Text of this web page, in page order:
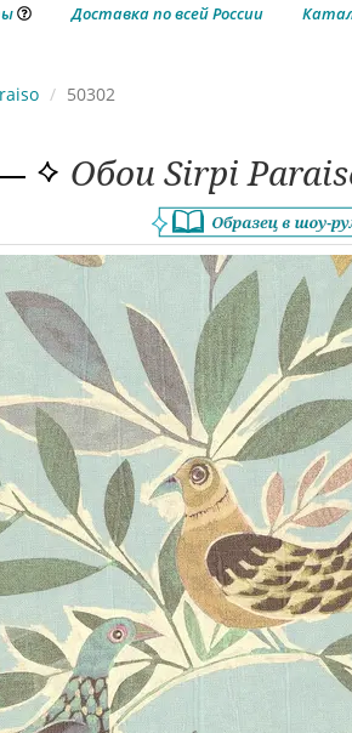
Доставка по всей России
50302
Обои Sirpi